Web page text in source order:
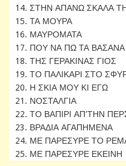
14. ΣΤΗΝ ΑΠΑΝΩ ΣΚΑΛΑ
15. ΤΑ ΜΟΥΡΑ
16. ΜΑΥΡΟΜΑΤΑ
17. ΠΟΥ ΝΑ ΠΩ ΤΑ
18. ΤΗΣ ΓΕΡΑΚΙΝΑΣ ΓΙΟΣ
19. ΤΟ ΠΑΛΙΚΑΡΙ ΣΤΟ
20. Η ΣΚΙΑ ΜΟΥ ΚΙ ΕΓΩ
21. ΝΟΣΤΑΛΓΙΑ
22. ΤΟ ΒΑΠΙΡΙ ΑΠ'ΤΗΝ
23. ΒΡΑΔΙΑ ΑΓΑΠΗΜΕΝΑ
24. ΜΕ ΠΑΡΕΣΥΡΕ ΤΟ
25. ΜΕ ΠΑΡΕΣΥΡΕ ΕΚΕΙΝΗ